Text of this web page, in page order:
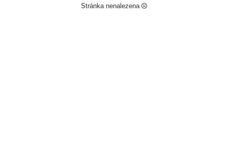
Stránka nenalezena